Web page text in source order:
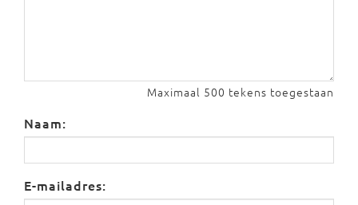
Maximaal 500 tekens toegestaan
Naam:
E-mailadres: